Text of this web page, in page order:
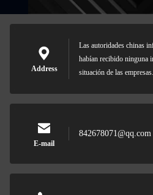
Address
Las autoridades chinas
habían recibido ninguna
situación de las empresas.
E-mail
842678071@qq.com